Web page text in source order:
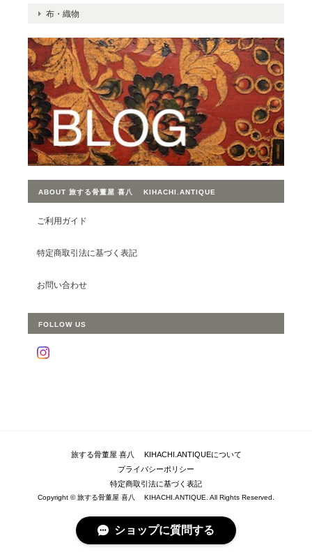
布・織物
ABOUT 旅する骨董屋 喜八 KIHACHI.ANTIQUE
ご利用ガイド
特定商取引法に基づく表記
お問い合わせ
FOLLOW US
旅する骨董屋 喜八 KIHACHI.ANTIQUEについて
プライバシーポリシー
特定商取引法に基づく表記
Copyright © 旅する骨董屋 喜八 KIHACHI.ANTIQUE. All Rights Reserved.
ショップに質問する